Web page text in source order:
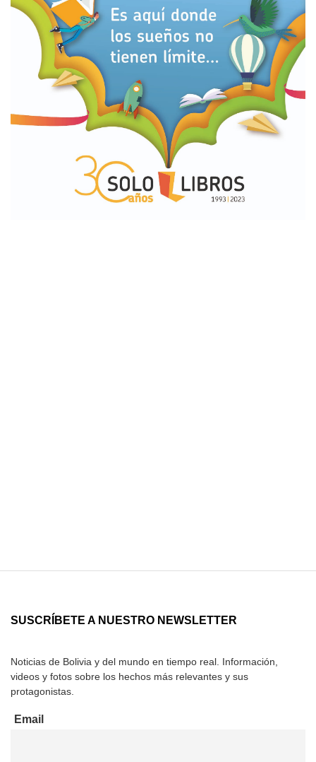
SUSCRÍBETE A NUESTRO NEWSLETTER
Noticias de Bolivia y del mundo en tiempo real. Información,
videos y fotos sobre los hechos más relevantes y sus
protagonistas.
Email